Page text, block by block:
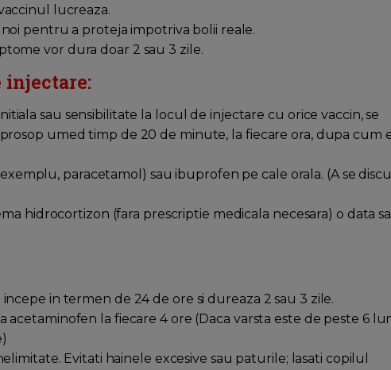
lucreaza.
pentru a proteja impotriva bolii reale.
vor dura doar 2 sau 3 zile.
injectare:
sau sensibilitate la locul de injectare cu orice vaccin, se
umed timp de 20 de minute, la fiecare ora, dupa cum
paracetamol) sau ibuprofen pe cale orala. (A se
hidrocortizon (fara prescriptie medicala necesara) o data
in termen de 24 de ore si dureaza 2 sau 3 zile.
acetaminofen la fiecare 4 ore (Daca varsta este de peste 6
Evitati hainele excesive sau paturile; lasati copilul